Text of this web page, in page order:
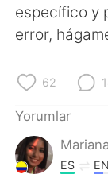
específico y
error,
62
Yorumlar
ES EN